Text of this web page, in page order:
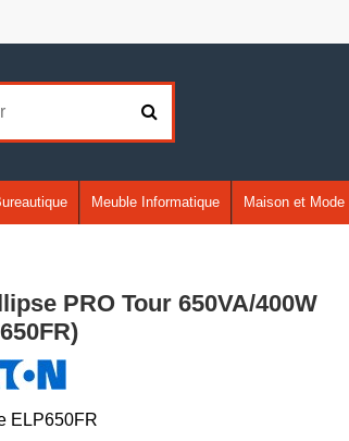
Meuble Informatique Maison et Mode
PRO Tour 650VA/400W
ELP650FR